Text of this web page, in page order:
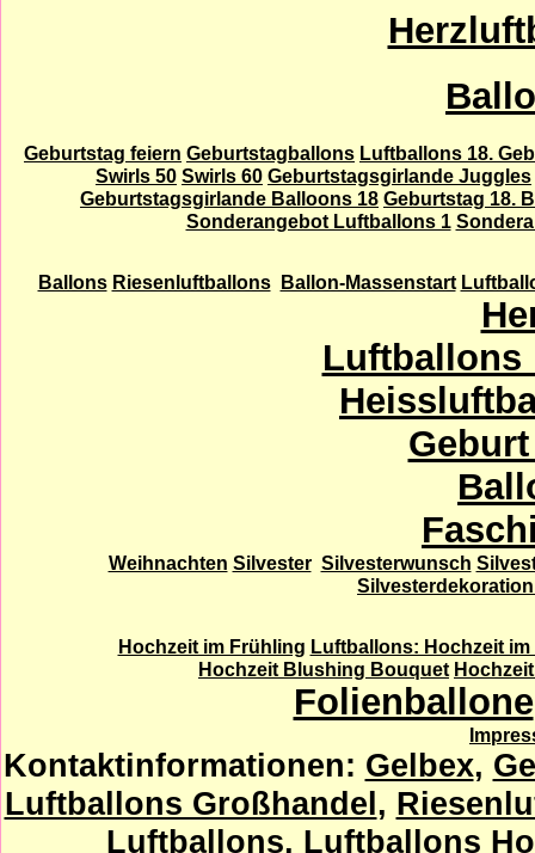
Geburtstag feiern Geburtstagballons Luftballons 18.
Swirls 50 Swirls 60 Geburtstagsgirlande Juggles
Geburtstagsgirlande Balloons 18 Geburtstag 18.
Sonderangebot Luftballons 1
Ballons Riesenluftballons Ballon-Massenstart
Luftballons
Weihnachten Silvester Silvesterwunsch
Hochzeit im Frühling Luftballons: Hochzeit
Hochzeit Blushing Bouquet
Folienballone
Kontaktinformationen: Gelbex,
Luftballons Großhandel ,
Luftballons, Luftballons